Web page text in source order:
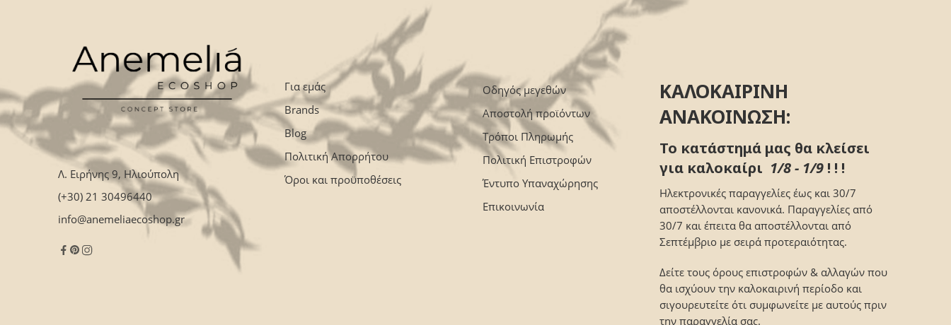
Λ. Ειρήνης 9, Ηλιούπολη
(+30) 21 30496440
info@anemeliaecoshop.gr
Για εμάς
Brands
Blog
Πολιτική Απορρήτου
Όροι και προϋποθέσεις
Οδηγός μεγεθών
Αποστολή προϊόντων
Τρόποι Πληρωμής
Πολιτική Επιστροφών
Έντυπο Υπαναχώρησης
Επικοινωνία
ΚΑΛΟΚΑΙΡΙΝΗ
ΑΝΑΚΟΙΝΩΣΗ:
Το κατάστημά μας θα κλείσει
για καλοκαίρι 1/8 - 1/9 ! ! !
Ηλεκτρονικές παραγγελίες έως και 30/7
αποστέλλονται κανονικά. Παραγγελίες από
30/7 και έπειτα θα αποστέλλονται από
Σεπτέμβριο με σειρά προτεραιότητας.
Δείτε τους όρους επιστροφών & αλλαγών που
θα ισχύουν την καλοκαιρινή περίοδο και
σιγουρευτείτε ότι συμφωνείτε με αυτούς πριν
την παραγγελία σας.